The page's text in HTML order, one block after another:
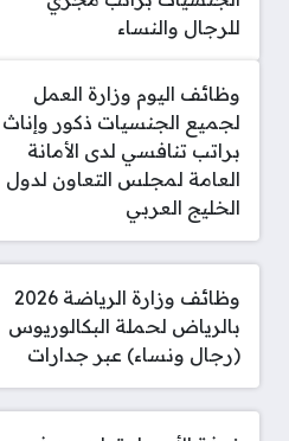
للرجال والنساء
وظائف اليوم وزارة العمل
لجميع الجنسيات ذكور وإناث
براتب تنافسي لدى الأمانة
العامة لمجلس التعاون لدول
الخليج العربي
وظائف وزارة الرياضة 2026
بالرياض لحملة البكالوريوس
(رجال ونساء) عبر جدارات